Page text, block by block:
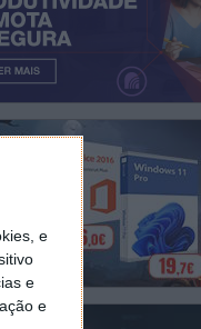
e
e
e